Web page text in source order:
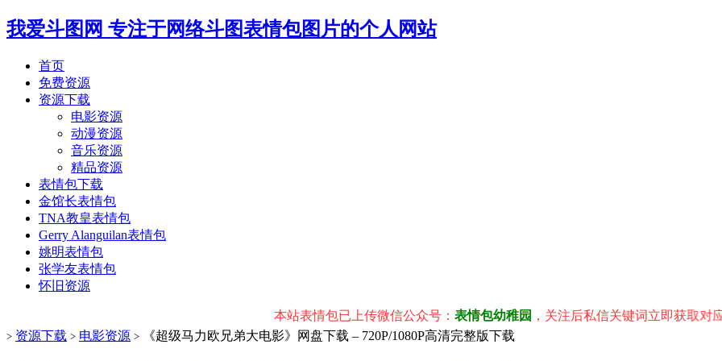
我爱斗图网 专注于网络斗图表情包图片的个人网站
首页
免费资源
资源下载
电影资源
动漫资源
音乐资源
精品资源
表情包下载
金馆长表情包
TNA教皇表情包
Gerry Alanguilan表情包
姚明表情包
张学友表情包
怀旧资源
本站表情包已上传微信公众号：表情包幼稚园，关注后私信关键词立即获取对应表
> 资源下载 > 电影资源 > 《超级马力欧兄弟大电影》网盘下载 – 720P/1080P高清完整版下载